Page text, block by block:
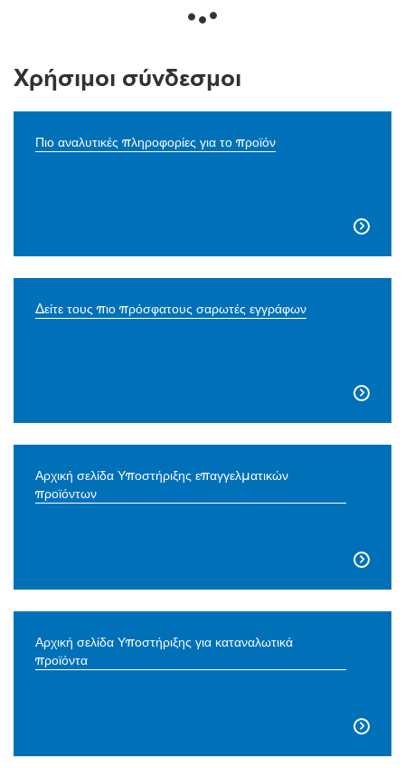
Χρήσιμοι σύνδεσμοι
Πιο αναλυτικές πληροφορίες για το προϊόν

Δείτε τους πιο πρόσφατους σαρωτές εγγράφων

Αρχική σελίδα Υποστήριξης επαγγελματικών
προϊόντων

Αρχική σελίδα Υποστήριξης για καταναλωτικά
προϊόντα
